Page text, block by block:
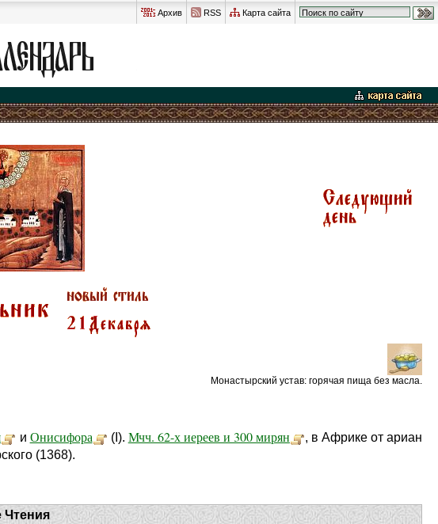
Архив RSS Карта сайта
Монастырский устав: горячая пища без масла.
и Онисифора (I). Мчч. 62-х иереев и 300 мирян
, в Африке от ариан
(1368).
Чтения